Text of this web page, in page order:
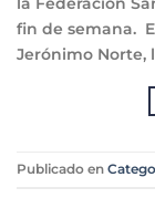
fin de semana.
Jerónimo Norte,
Publicado en